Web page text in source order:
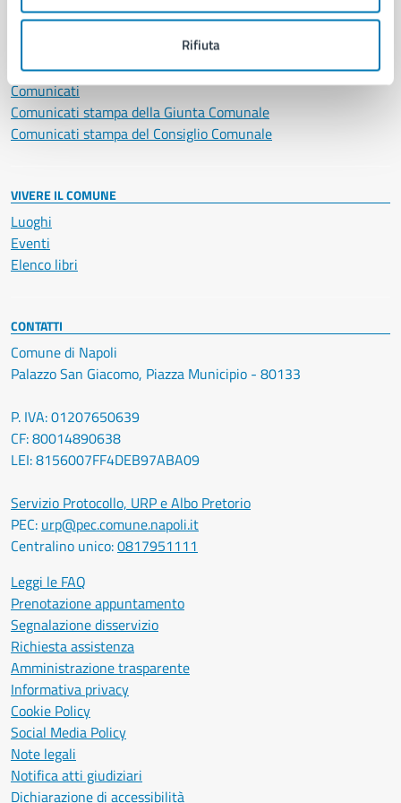
Rifiuta
NOVITÀ
Avvisi
Comunicati
Comunicati stampa della Giunta Comunale
Comunicati stampa del Consiglio Comunale
VIVERE IL COMUNE
Luoghi
Eventi
Elenco libri
CONTATTI
Comune di Napoli
Palazzo San Giacomo, Piazza Municipio - 80133
P. IVA: 01207650639
CF: 80014890638
LEI: 8156007FF4DEB97ABA09
Servizio Protocollo, URP e Albo Pretorio
PEC: urp@pec.comune.napoli.it
Centralino unico:0817951111
Leggi le FAQ
Prenotazione appuntamento
Segnalazione disservizio
Richiesta assistenza
Amministrazione trasparente
Informativa privacy
Cookie Policy
Social Media Policy
Note legali
Notifica atti giudiziari
Dichiarazione di accessibilità